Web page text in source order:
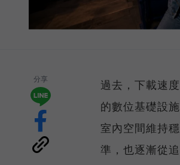
分享
過去，下載速
的數位基礎設
室內空間維持
準，也逐漸從